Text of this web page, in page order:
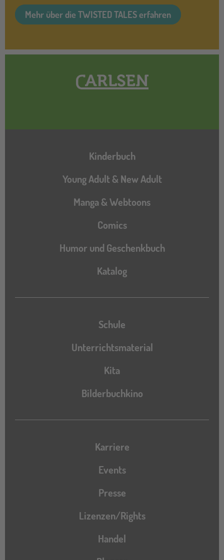
Mehr über die TWISTED TALES erfahren
Hauptnavigation
Kinderbuch
Young Adult & New Adult
Manga & Webtoons
Comics
Humor und Geschenkbuch
Katalog
Katalog
Schule
Unterrichtsmaterial
Kita
Bilderbuchkino
Karriere
Events
Presse
Lizenzen/Rights
Handel